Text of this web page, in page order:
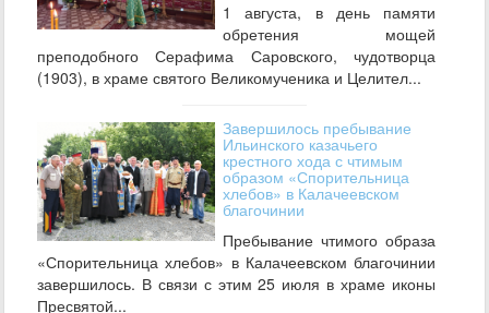
1 августа, в день памяти
обретения мощей
преподобного Серафима Саровского, чудотворца
(1903), в храме святого Великомученика и Целител...
Завершилось пребывание
Ильинского казачьего
крестного хода с чтимым
образом «Спорительница
хлебов» в Калачеевском
благочинии
Пребывание чтимого образа
«Спорительница хлебов» в Калачеевском благочинии
завершилось. В связи с этим 25 июля в храме иконы
Пресвятой...